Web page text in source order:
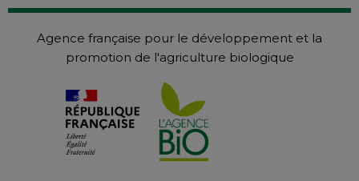
Agence française pour le développement et la
promotion de l'agriculture biologique